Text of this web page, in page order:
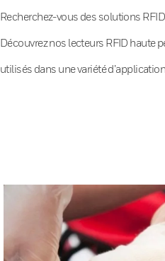
Recherchez-vous des solutions
Découvrez nos lecteurs RFID haute
utilisés dans une variété